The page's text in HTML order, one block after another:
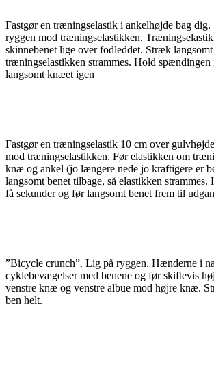
Fastgør en træningselastik i ankelhøjde bag dig.
ryggen mod træningselastikken.
skinnebenet lige over fodleddet. Stræk
træningselastikken strammes. Hold spændingen
langsomt knæet igen
Fastgør en træningselastik 10 cm over
mod træningselastikken. Før elastikken om
knæ og ankel (jo længere nede jo kraftigere er
langsomt benet tilbage, så elastikken
få sekunder og før langsomt benet frem til
”Bicycle crunch”. Lig på ryggen. Hænderne i
cyklebevægelser med benene og før skiftevis
venstre knæ og venstre albue mod højre knæ.
ben helt.